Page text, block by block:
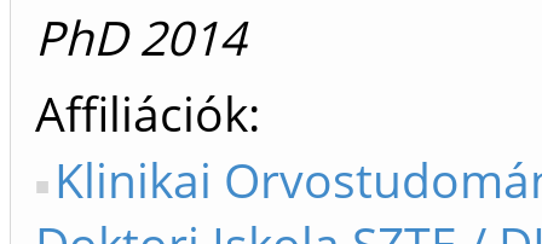
PhD 2014
Affiliációk
Klinikai